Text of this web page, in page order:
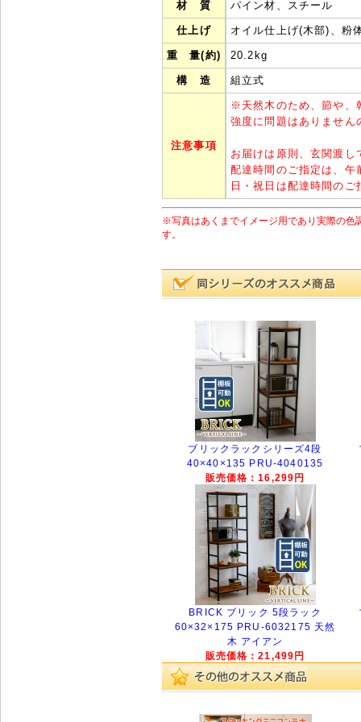
材 質 パイン材、スチール
仕上げ オイル仕上げ(木部)、粉
重 量(約) 20.2kg
構 造 組立式
注意事項
※ 天然木のため、節や、
強度に問題はありません
お届けは原則、玄関渡し
配達時間のご指定は、午
日・祝日は配達時間の
※写真はあくまでイメージ用であり実際の色
す。
ブリックラックシリーズ4段
40×40×135 PRU-4040135
販売価格：16,299円
BRICK ブリック 5段ラック
60×32×175 PRU-6032175 天然
木 アイアン
販売価格：21,499円